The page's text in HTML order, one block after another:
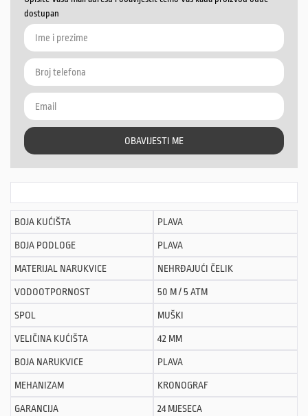
dostupan
OBAVIJESTI ME
BOJA KUĆIŠTA PLAVA
BOJA PODLOGE PLAVA
MATERIJAL NARUKVICE NEHRĐAJUĆI ČELIK
VODOOTPORNOST 50 M / 5 ATM
SPOL MUŠKI
VELIČINA KUĆIŠTA 42 MM
BOJA NARUKVICE PLAVA
MEHANIZAM KRONOGRAF
GARANCIJA 24 MJESECA